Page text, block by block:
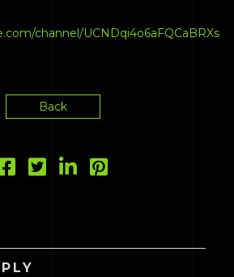
channel/UCNDqi4o6aFQCaBRXs
Back